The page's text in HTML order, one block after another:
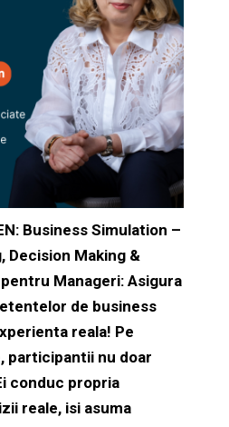
Business Simulation –
Decision Making &
Manageri: Asigura
de business
reala! Pe
participantii nu doar
conduc propria
reale, isi asuma